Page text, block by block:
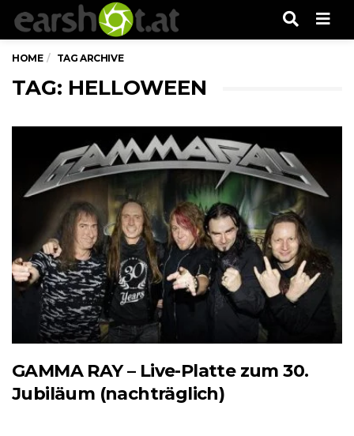
HOME TAG ARCHIVE
TAG: HELLOWEEN
GAMMA RAY – Live-Platte zum 30.
Jubiläum (nachträglich)